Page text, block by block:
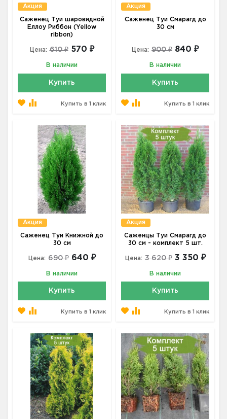
Акция
Саженец Туи шаровидной
Еллоу Риббон (Yellow
ribbon)
Цена: 610 ₽ 570 ₽
В наличии
Купить
Купить в 1 клик
Акция
Саженец Туи Смарагд до
30 см
Цена: 900 ₽ 840 ₽
В наличии
Купить
Купить в 1 клик
Акция
Саженец Туи Книжной до
30 см
Цена: 690 ₽ 640 ₽
В наличии
Купить
Купить в 1 клик
Акция
Саженцы Туи Смарагд до
30 см - комплект 5 шт.
Цена: 3 620 ₽ 3 350 ₽
В наличии
Купить
Купить в 1 клик